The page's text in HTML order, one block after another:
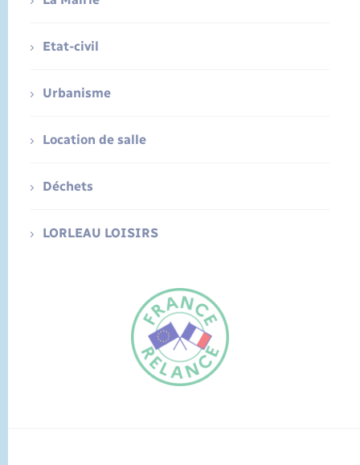
Etat-civil
Urbanisme
Location de salle
Déchets
LORLEAU LOISIRS